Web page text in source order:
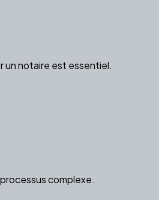
un notaire est essentiel.
complexe.